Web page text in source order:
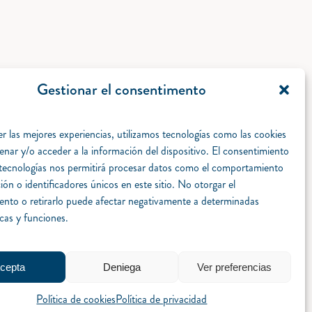
Gestionar el consentimento
las mejores experiencias, utilizamos tecnologías como las cookies
y/o acceder a la información del dispositivo. El consentimiento
nos permitirá procesar datos como el comportamiento
o identificadores únicos en este sitio. No otorgar el
o retirarlo puede afectar negativamente a determinadas
y funciones.
Deniega Ver preferencias
Política de cookiesPolítica de privacidad